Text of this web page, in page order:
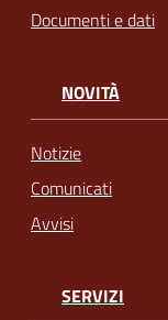
Documenti e dati
NOVITÀ
Notizie
Comunicati
Avvisi
SERVIZI